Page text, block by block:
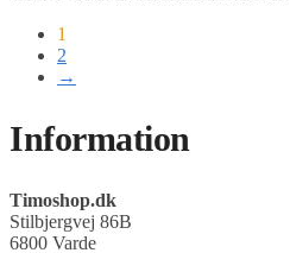
1
2
→
Information
Timoshop.dk
Stilbjergvej 86B
6800 Varde